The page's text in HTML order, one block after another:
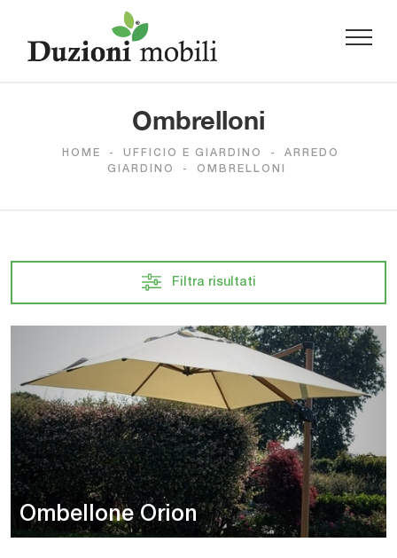
Ombrelloni
HOME - UFFICIO E GIARDINO -
ARREDO
GIARDINO
- OMBRELLONI
Filtra risultati
Ombellone Orion